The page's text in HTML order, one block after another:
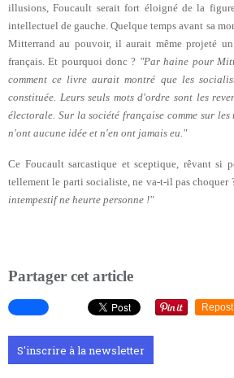
illusions, Foucault serait fort éloigné de la
intellectuel de gauche. Quelque temps avant sa
Mitterrand au pouvoir, il aurait même projeté
français. Et pourquoi donc ? "Par haine pour
comment ce livre aurait montré que les
constituée. Leurs seuls mots d'ordre sont les
électorale. Sur la société française comme sur
n'ont aucune idée et n'en ont jamais eu."
Ce Foucault sarcastique et sceptique, rêvant si
tellement le parti socialiste, ne va-t-il pas choquer
intempestif ne heurte personne !"
Partager cet article
Repost
S'inscrire à la newsletter